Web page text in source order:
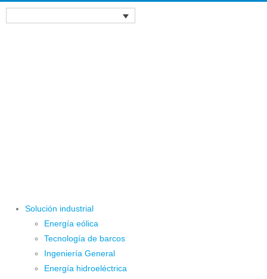
Solución industrial
Energía eólica
Tecnología de barcos
Ingeniería General
Energía hidroeléctrica